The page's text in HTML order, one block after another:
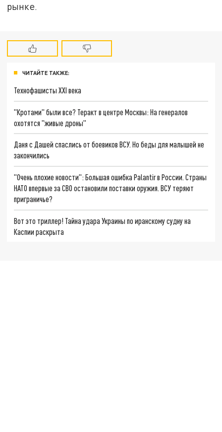
рынке.
ЧИТАЙТЕ ТАКЖЕ:
Технофашисты XXI века
"Кротами" были все? Теракт в центре Москвы: На генералов
охотятся "живые дроны"
Даня с Дашей спаслись от боевиков ВСУ. Но беды для малышей не
закончились
"Очень плохие новости": Большая ошибка Palantir в России. Страны
НАТО впервые за СВО остановили поставки оружия. ВСУ теряют
приграничье?
Вот это триллер! Тайна удара Украины по иранскому судну на
Каспии раскрыта